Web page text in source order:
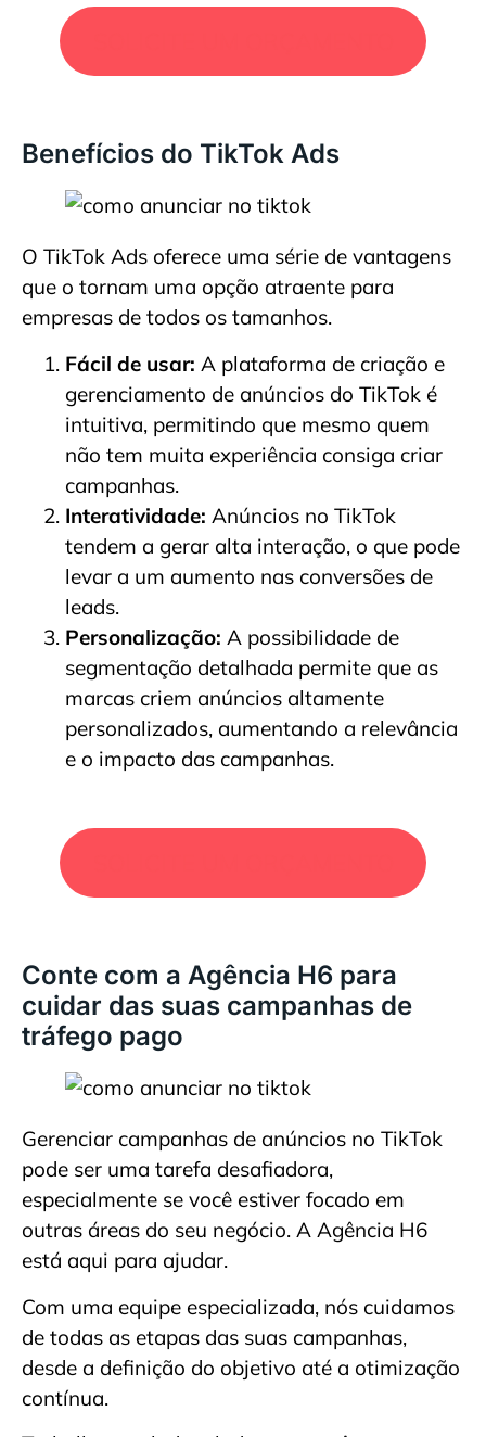
Benefícios do TikTok Ads
O TikTok Ads oferece uma série de vantagens
que o tornam uma opção atraente para
empresas de todos os tamanhos.
Fácil de usar: A plataforma de criação e
gerenciamento de anúncios do TikTok é
intuitiva, permitindo que mesmo quem
não tem muita experiência consiga criar
campanhas.
Interatividade: Anúncios no TikTok
tendem a gerar alta interação, o que pode
levar a um aumento nas conversões de
leads.
Personalização: A possibilidade de
segmentação detalhada permite que as
marcas criem anúncios altamente
personalizados, aumentando a relevância
e o impacto das campanhas.
Conte com a Agência H6 para
cuidar das suas campanhas de
tráfego pago
Gerenciar campanhas de anúncios no TikTok
pode ser uma tarefa desafiadora,
especialmente se você estiver focado em
outras áreas do seu negócio. A Agência H6
está aqui para ajudar.
Com uma equipe especializada, nós cuidamos
de todas as etapas das suas campanhas,
desde a definição do objetivo até a otimização
contínua.